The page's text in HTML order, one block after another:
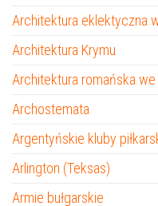
Architektura eklektyczna
Architektura Krymu
Architektura romańska we
Archostemata
Argentyńskie kluby
Arlington (Teksas)
Armie bułgarskie